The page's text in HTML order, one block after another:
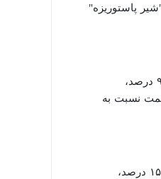
پاستوریزه" با ۱۷.۴ درصد، "ماست پاستوریزه" با ۱۲.۷ درصد و "شیر پاستوریزه"
در این گروه، بیشترین افزایش قیمت نسبت به ماه قبل مربوط به "انار" با ۱۳.۰ درصد، "مغز بادام درختی" با ۹.۶ درصد،
کاهش قیمت نسبت به
در این گروه، بیشترین افزایش قیمت نسبت به ماه قبل مربوط به "هویچ فرنگی" با ۱۷.۱ درصد، "بادمجان" با ۱۵.۶ درصد،